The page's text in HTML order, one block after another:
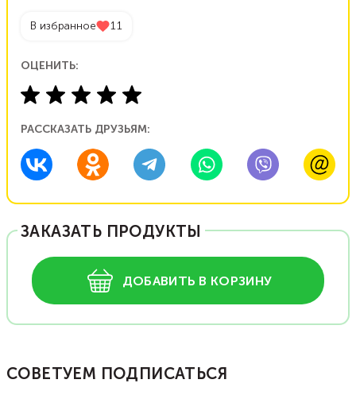
В избранное 11
ОЦЕНИТЬ:
РАССКАЗАТЬ ДРУЗЬЯМ:
ЗАКАЗАТЬ ПРОДУКТЫ
ДОБАВИТЬ В КОРЗИНУ
СОВЕТУЕМ ПОДПИСАТЬСЯ